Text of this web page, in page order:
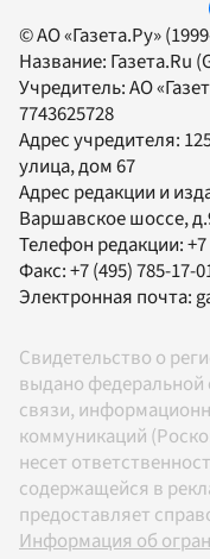
© АО «Газета.Ру»
Название: Газета.Ru
Учредитель:АО
7743625728
Адрес учредителя:
улица, дом 67
Адрес редакции и
Варшавское шоссе,
Телефон редакции:
Факс:+7 (495) 785-17-
Электронная почта:
Свидетельство о
выдано
связи,
коммуникаций
несет
содержащейся в
предоставляет
Информация об